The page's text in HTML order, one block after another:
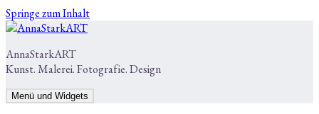
Springe zum Inhalt
AnnaStarkART
Kunst. Malerei. Fotografie. Design
Menü und Widgets